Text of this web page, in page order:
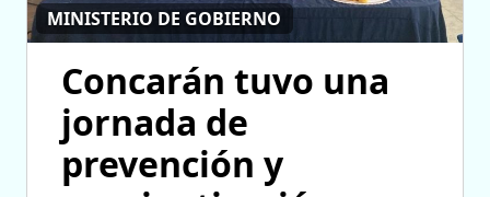
MINISTERIO DE GOBIERNO
Concarán tuvo una
jornada de
prevención y